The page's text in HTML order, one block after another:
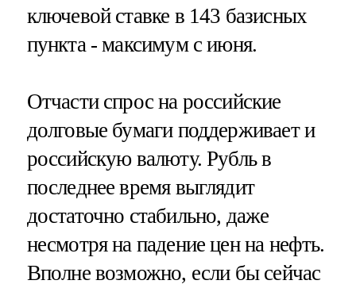
ключевой ставке в 143 базисных
пункта - максимум с июня.
Отчасти спрос на российские
долговые бумаги поддерживает и
российскую валюту. Рубль в
последнее время выглядит
достаточно стабильно, даже
несмотря на падение цен на нефть.
Вполне возможно, если бы сейчас